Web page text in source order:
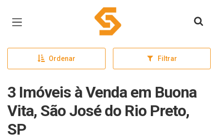
Página inicial
Ordenar Filtrar
3 Imóveis à Venda em Buona
Vita, São José do Rio Preto,
SP